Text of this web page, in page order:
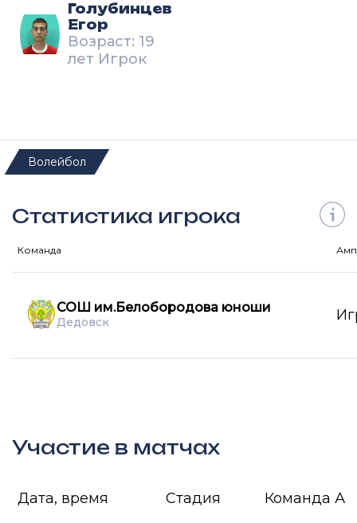
Голубинцев
Егор
Возраст: 19
лет Игрок
Волейбол
Статистика игрока
Команда
СОШ им.Белобородова юноши
Дедовск
Участие в матчах
Дата, время Стадия Команда А